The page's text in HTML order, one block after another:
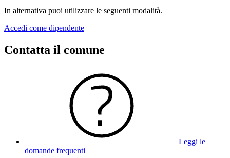
In alternativa puoi utilizzare le seguenti modalità.
Accedi come dipendente
Contatta il comune
Leggi le
domande frequenti